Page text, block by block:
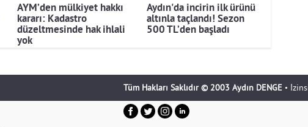
AYM’den mülkiyet hakkı
kararı: Kadastro
düzeltmesinde hak ihlali
yok
Aydın'da incirin ilk ürünü
altınla taçlandı! Sezon
500 TL’den başladı
Tüm Hakları Saklıdır © 2003 Aydın DENGE •